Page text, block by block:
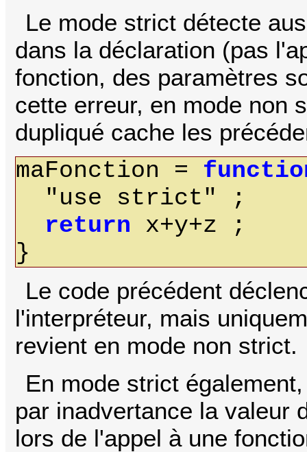
Le mode strict détecte
dans la déclaration (pas
fonction, des paramètres
cette erreur, en mode non
dupliqué cache les
maFonction =
"use strict" ;
return x+y+z ;
}
Le code précédent
l'interpréteur, mais
revient en mode non strict.
En mode strict
par inadvertance la valeur
lors de l'appel à une